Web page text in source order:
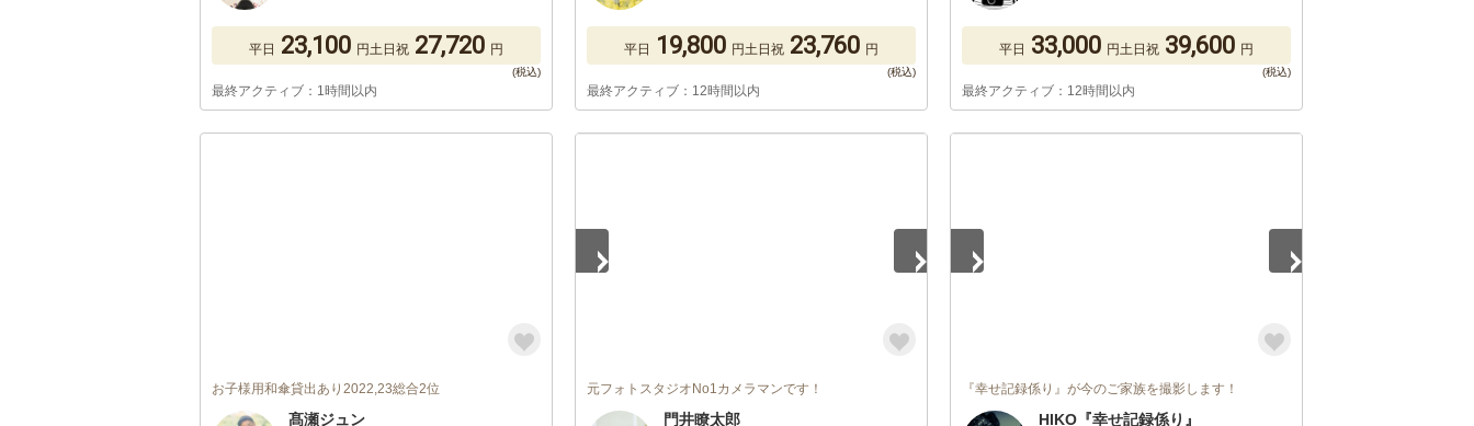
平日 23,100 円土日祝 27,720 円
最終アクティブ：1時間以内
平日 19,800 円土日祝 23,760 円
最終アクティブ：12時間以内
平日 33,000 円土日祝 39,600 円
最終アクティブ：12時間以内
お子様用和傘貸出あり2022,23総合2位
髙瀬ジュン
元フォトスタジオNo1カメラマンです！
門井瞭太郎
『幸せ記録係り』が今のご家族を撮影します！
HIKO『幸せ記録係り』